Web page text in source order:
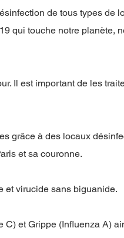
de tous types de
qui touche notre planète,
Il est important de les
grâce à des locaux
et sa couronne.
et virucide sans biguanide.
C) et Grippe (Influenza A)